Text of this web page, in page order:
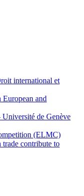
international et
and
de Genève
(ELMC)
contribute to